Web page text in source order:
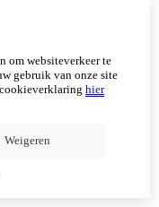
om websiteverkeer te
gebruik van onze site
hier
Weigeren